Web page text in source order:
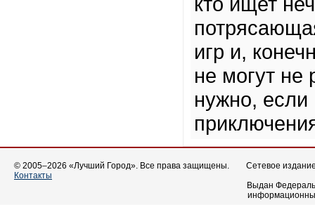
игр и,
не могут не
нужно,
© 2005–2026 «Лучший Город». Все права защищены.
Контакты
Сетевое
Выдан